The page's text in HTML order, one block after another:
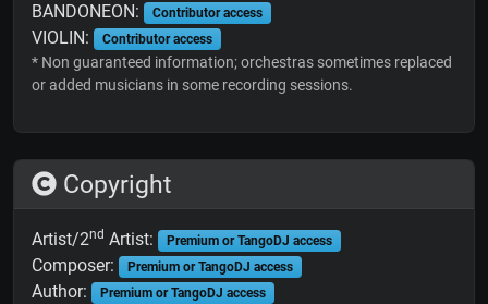
BANDONEON: Contributor access
VIOLIN: Contributor access
* Non guaranteed information; orchestras sometimes replaced
or added musicians in some recording sessions.
Copyright
Artist/2nd Artist: Premium or TangoDJ access
Composer: Premium or TangoDJ access
Author: Premium or TangoDJ access